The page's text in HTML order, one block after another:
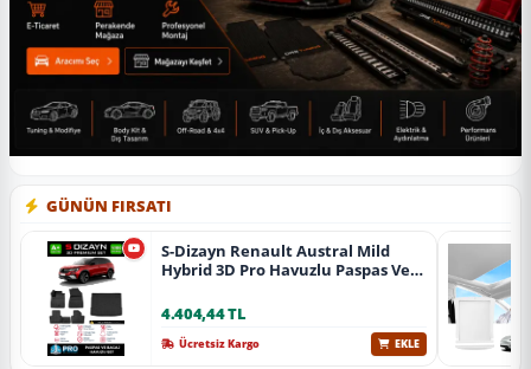
GÜNÜN FIRSATI
S-Dizayn Renault Austral Mild
Hybrid 3D Pro Havuzlu Paspas Ve
Üzeri A+ Kalite
4.404,44 TL
Ücretsiz Kargo EKLE